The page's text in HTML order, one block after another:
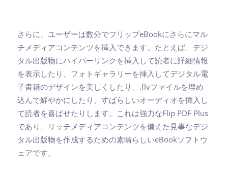
さらに、ユーザーは数分でフリップeBookにさらにマル
チメディアコンテンツを挿入できます。たとえば、デジ
タル出版物にハイパーリンクを挿入して読者に詳細情報
を表示したり、フォトギャラリーを挿入してデジタル電
子書籍のデザインを美しくしたり、.flvファイルを埋め
込んで鮮やかにしたり、すばらしいオーディオを挿入し
て読者を喜ばせたりします。これは強力なFlip PDF Plus
であり、リッチメディアコンテンツを備えた見事なデジ
タル出版物を作成するための素晴らしいeBookソフトウ
ェアです。